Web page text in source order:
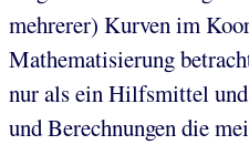
mehrerer) Kurven im
Mathematisierung
nur als ein Hilfsmittel
und Berechnungen die